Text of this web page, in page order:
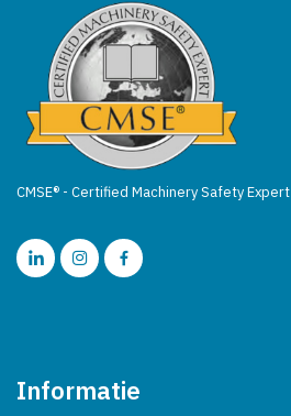
CMSE® - Certified Machinery Safety Expert
Informatie